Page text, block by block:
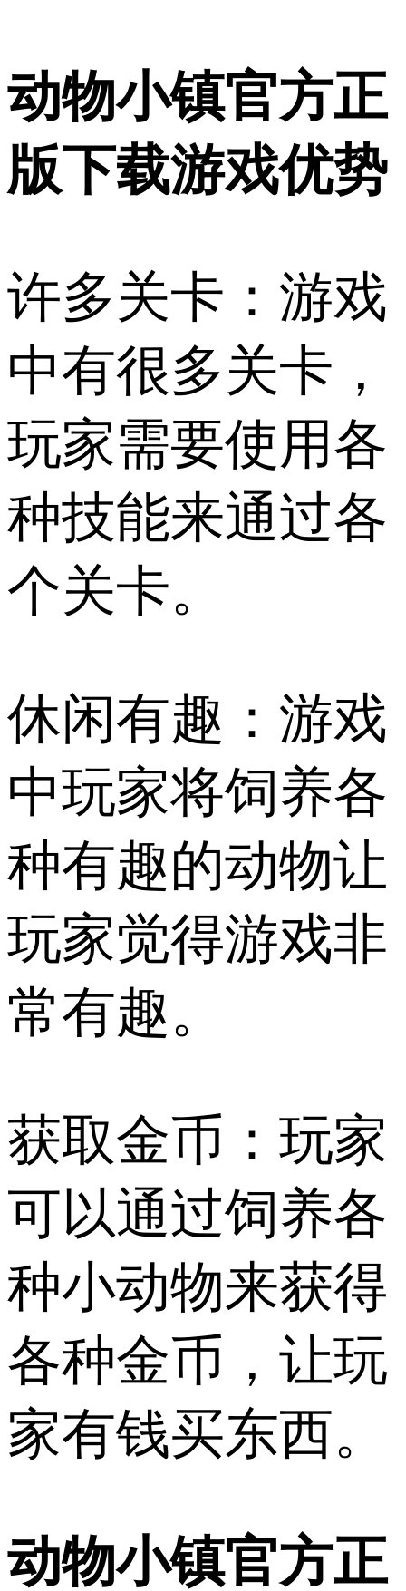
动物小镇官方正
版下载游戏优势
许多关卡：游戏
中有很多关卡，
玩家需要使用各
种技能来通过各
个关卡。
休闲有趣：游戏
中玩家将饲养各
种有趣的动物让
玩家觉得游戏非
常有趣。
获取金币：玩家
可以通过饲养各
种小动物来获得
各种金币，让玩
家有钱买东西。
动物小镇官方正